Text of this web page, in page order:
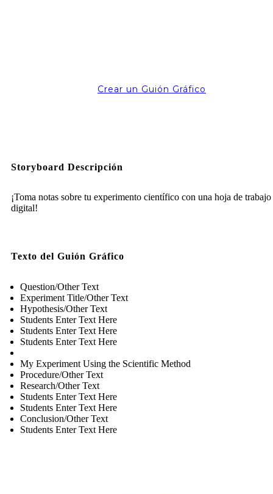
Crear un Guión Gráfico
Storyboard Descripción
¡Toma notas sobre tu experimento científico con una hoja de trabajo
digital!
Texto del Guión Gráfico
Question/Other Text
Experiment Title/Other Text
Hypothesis/Other Text
Students Enter Text Here
Students Enter Text Here
Students Enter Text Here
My Experiment Using the Scientific Method
Procedure/Other Text
Research/Other Text
Students Enter Text Here
Students Enter Text Here
Conclusion/Other Text
Students Enter Text Here